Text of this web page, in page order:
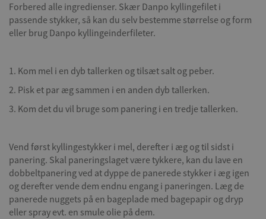
Forbered alle ingredienser. Skær Danpo kyllingefilet i
passende stykker, så kan du selv bestemme størrelse og form
eller brug Danpo kyllingeinderfileter.
1. Kom mel i en dyb tallerken og tilsæt salt og peber.
2. Pisk et par æg sammen i en anden dyb tallerken.
3. Kom det du vil bruge som panering i en tredje tallerken.
Vend først kyllingestykker i mel, derefter i æg og til sidst i
panering. Skal paneringslaget være tykkere, kan du lave en
dobbeltpanering ved at dyppe de panerede stykker i æg igen
og derefter vende dem endnu engang i paneringen. Læg de
panerede nuggets på en bageplade med bagepapir og dryp
eller spray evt. en smule olie på dem.